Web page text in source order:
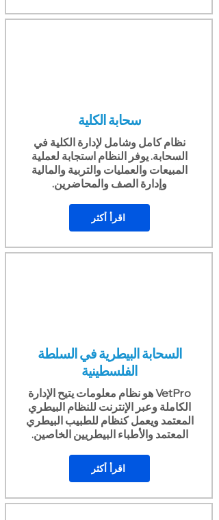
سحابة الكلية
نظام كامل وشامل لإدارة الكلية في
السحابة. يوفر النظام استجابة لعملية
المبيعات والعمليات والتربية والمالية
وإدارة الصف والمحاضرين.
اقرأ أكثر
السحابة البيطرية في السلطة
الفلسطينية
VetPro هو نظام معلومات يتيح الإدارة
الكاملة وعبر الإنترنت للنظام البيطري
المعتمد ويعمل كنظام للطبيب البيطري
المعتمد والأطباء البيطريين الخاصين.
اقرأ أكثر